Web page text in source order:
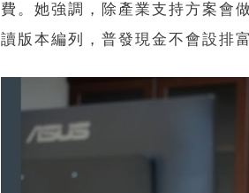
費。她強調，除產業支持方案會
讀版本編列，普發現金不會設排